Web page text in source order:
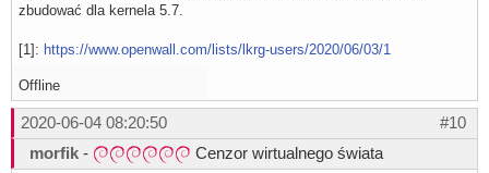
zbudować dla kernela 5.7.
[1]: https://www.openwall.com/lists/lkrg-users/2020/06/03/1
Offline
#10
2020-06-04 08:20:50
morfik - Cenzor wirtualnego świata